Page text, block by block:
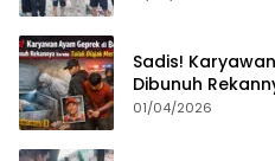
Sadis!
Dibunuh
Merampok
01/04/2026